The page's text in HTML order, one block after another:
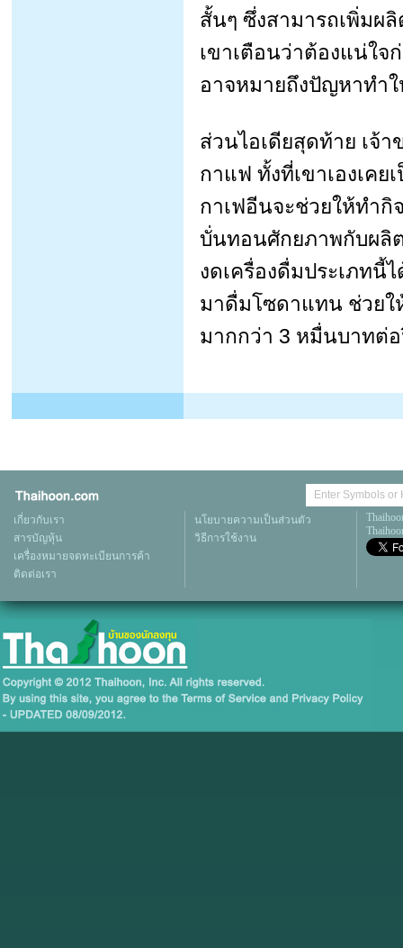
สั้นๆ ซึ่งสามารถเพิ่มผ
เขาเตือนว่าต้องแน่ใจ
อาจหมายถึงปัญหาทำ
ส่วนไอเดียสุดท้าย เจ้
กาแฟ ทั้งที่เขาเองเค
กาเฟอีนจะช่วยให้ทำ
บั่นทอนศักยภาพกับผลิ
งดเครื่องดื่มประเภทนี้
มาดื่มโซดาแทน ช่วยใ
มากกว่า 3 หมื่นบาทต่
เกี่ยวกับเรา
สารบัญหุ้น
เครื่องหมายจดทะเบียนการค้า
ติดต่อเรา
นโยบายความเป็นส่วนตัว
วิธีการใช้งาน